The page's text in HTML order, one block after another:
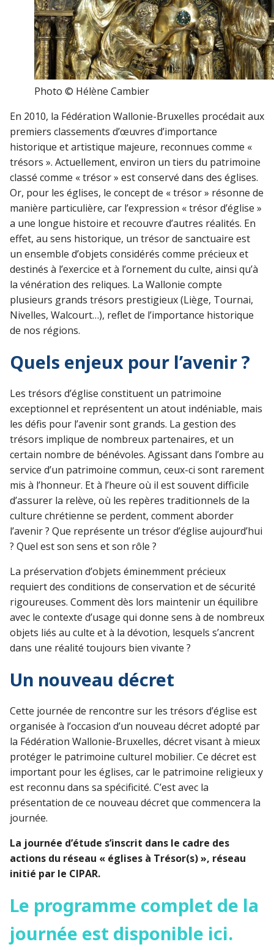
Photo © Hélène Cambier
En 2010, la Fédération Wallonie-Bruxelles procédait aux
premiers classements d’œuvres d’importance
historique et artistique majeure, reconnues comme «
trésors ». Actuellement, environ un tiers du patrimoine
classé comme « trésor » est conservé dans des églises.
Or, pour les églises, le concept de « trésor » résonne de
manière particulière, car l’expression « trésor d’église »
a une longue histoire et recouvre d’autres réalités. En
effet, au sens historique, un trésor de sanctuaire est
un ensemble d’objets considérés comme précieux et
destinés à l’exercice et à l’ornement du culte, ainsi qu’à
la vénération des reliques. La Wallonie compte
plusieurs grands trésors prestigieux (Liège, Tournai,
Nivelles, Walcourt…), reflet de l’importance historique
de nos régions.
Quels enjeux pour l’avenir ?
Les trésors d’église constituent un patrimoine
exceptionnel et représentent un atout indéniable, mais
les défis pour l’avenir sont grands. La gestion des
trésors implique de nombreux partenaires, et un
certain nombre de bénévoles. Agissant dans l’ombre au
service d’un patrimoine commun, ceux-ci sont rarement
mis à l’honneur. Et à l’heure où il est souvent difficile
d’assurer la relève, où les repères traditionnels de la
culture chrétienne se perdent, comment aborder
l’avenir ? Que représente un trésor d’église aujourd’hui
? Quel est son sens et son rôle ?
La préservation d’objets éminemment précieux
requiert des conditions de conservation et de sécurité
rigoureuses. Comment dès lors maintenir un équilibre
avec le contexte d’usage qui donne sens à de nombreux
objets liés au culte et à la dévotion, lesquels s’ancrent
dans une réalité toujours bien vivante ?
Un nouveau décret
Cette journée de rencontre sur les trésors d’église est
organisée à l’occasion d’un nouveau décret adopté par
la Fédération Wallonie-Bruxelles, décret visant à mieux
protéger le patrimoine culturel mobilier. Ce décret est
important pour les églises, car le patrimoine religieux y
est reconnu dans sa spécificité. C’est avec la
présentation de ce nouveau décret que commencera la
journée.
La journée d’étude s’inscrit dans le cadre des
actions du réseau « églises à Trésor(s) », réseau
initié par le CIPAR.
Le programme complet de la
journée est disponible ici.